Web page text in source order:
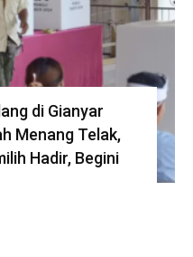
di Gianyar
Menang Telak,
Hadir, Begini